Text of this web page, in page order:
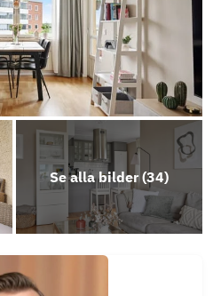
Se alla bilder (34)